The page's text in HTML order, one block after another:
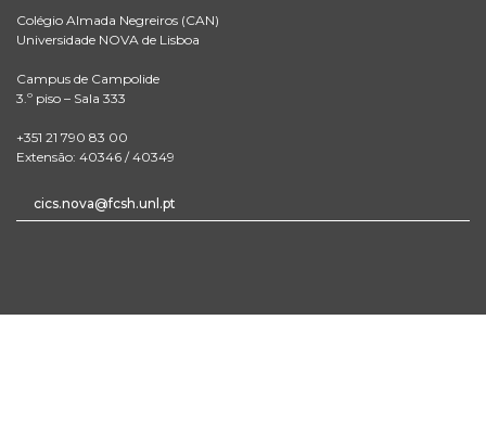
Colégio Almada Negreiros (CAN)
Universidade NOVA de Lisboa
Campus de Campolide
3.º piso – Sala 333
+351 21 790 83 00
Extensão: 40346 / 40349
cics.nova@fcsh.unl.pt